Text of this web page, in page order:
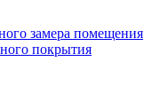
замера помещения
покрытия